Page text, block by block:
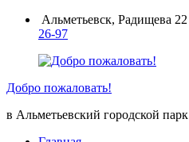
ПерейтиАльметьевск, Радищева 22
26-97
Добро пожаловать!
в Альметьевский городской парк